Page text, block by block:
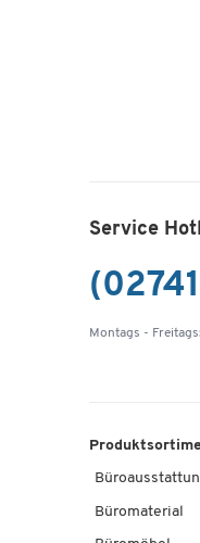
Service
Montags -
Büromaterial